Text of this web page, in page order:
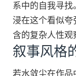
系中的自我寻
浸在这个看似
含的复杂人性观
叙事风格
若水敛尘在作品